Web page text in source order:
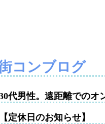
コンブログ
代男性。遠距離でのオ
【定休日のお知らせ】